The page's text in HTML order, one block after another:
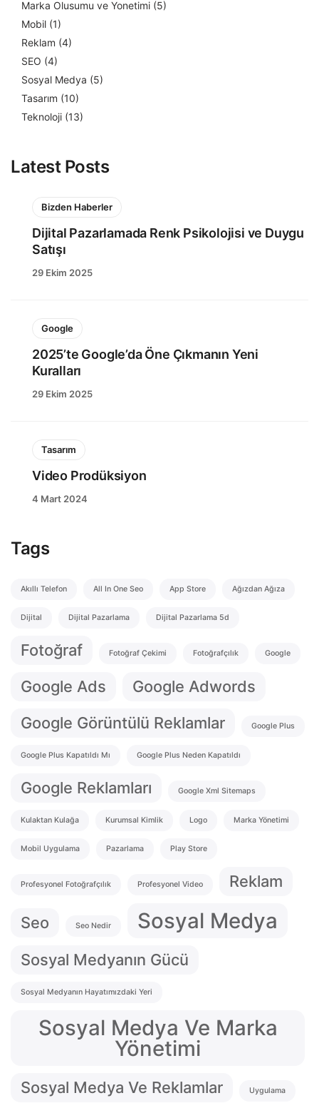
Marka Olusumu ve Yonetimi (5)
Mobil (1)
Reklam (4)
SEO (4)
Sosyal Medya (5)
Tasarım (10)
Teknoloji (13)
Latest Posts
Bizden Haberler
Dijital Pazarlamada Renk Psikolojisi ve Duygu
Satışı
29 Ekim 2025
Google
2025’te Google’da Öne Çıkmanın Yeni
Kuralları
29 Ekim 2025
Tasarım
Video Prodüksiyon
4 Mart 2024
Tags
Akıllı Telefon All In One Seo App Store Ağızdan Ağıza
Dijital Dijital Pazarlama Dijital Pazarlama 5d
Fotoğraf Fotoğraf Çekimi Fotoğrafçılık Google
Google Ads
Google Adwords
Google Görüntülü Reklamlar
Google Plus
Google Plus Kapatıldı Mı Google Plus Neden Kapatıldı
Google Reklamları Google Xml Sitemaps
Kulaktan Kulağa Kurumsal Kimlik Logo Marka Yönetimi
Mobil Uygulama Pazarlama Play Store
Profesyonel Fotoğrafçılık Profesyonel Video Reklam
Seo Seo Nedir Sosyal Medya
Sosyal Medyanın Gücü
Sosyal Medyanın Hayatımızdaki Yeri
Sosyal Medya Ve Marka
Yönetimi
Sosyal Medya Ve Reklamlar Uygulama